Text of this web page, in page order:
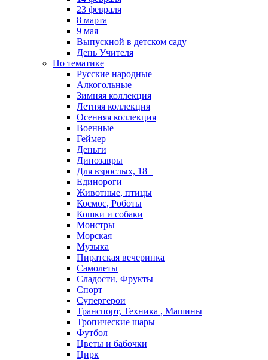
23 февраля
8 марта
9 мая
Выпускной в детском саду
День Учителя
По тематике
Русские народные
Алкогольные
Зимняя коллекция
Летняя коллекция
Осенняя коллекция
Военные
Геймер
Деньги
Динозавры
Для взрослых, 18+
Единороги
Животные, птицы
Космос, Роботы
Кошки и собаки
Монстры
Морская
Музыка
Пиратская вечеринка
Самолеты
Сладости, Фрукты
Спорт
Супергерои
Транспорт, Техника , Машины
Тропические шары
Футбол
Цветы и бабочки
Цирк